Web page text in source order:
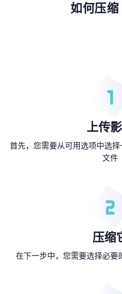
如何压
上传
首先，您需要从可用选项中选
文件
压缩
在下一步中，您需要选择必要